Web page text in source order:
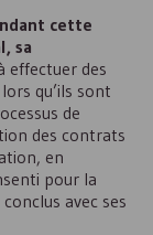
cette
sa
effectuer des
qu’ils sont
de
des contrats
en
pour la
avec ses